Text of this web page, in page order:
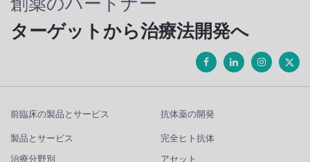
ターゲットから治療法開発へ
前臨床の製品とサービス
製品とサービス
治療分野別
抗体薬の開発
完全ヒト抗体
アセット